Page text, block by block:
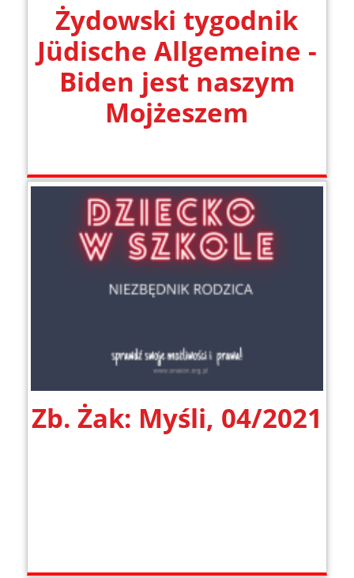
Żydowski tygodnik
Jüdische Allgemeine -
Biden jest naszym
Mojżeszem
Zb. Żak: Myśli, 04/2021